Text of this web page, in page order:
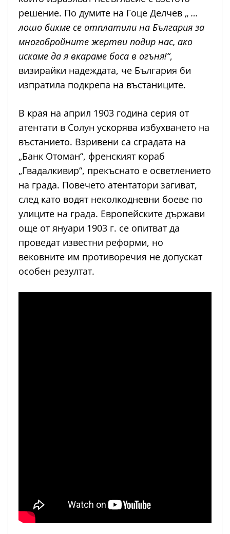
решение. По думите на Гоце Делчев „ …
лошо бихме се отплатили на България за
многобройните жертви подир нас, ако
искаме да я вкараме боса в огъня!“,
визирайки надеждата, че България би
изпратила подкрепа на въстаниците.
В края на април 1903 година серия от
атентати в Солун ускорява избухването на
въстанието. Взривени са сградата на
„Банк Отоман“, френският кораб
„Гвадалкивир“, прекъснато е осветлението
на града. Повечето атентатори загиват,
след като водят неколкодневни боеве по
улиците на града. Европейските държави
още от януари 1903 г. се опитват да
проведат известни реформи, но
вековните им противоречия не допускат
особен резултат.